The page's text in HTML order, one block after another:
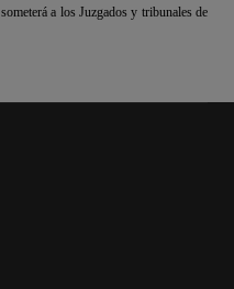
a los Juzgados y tribunales de